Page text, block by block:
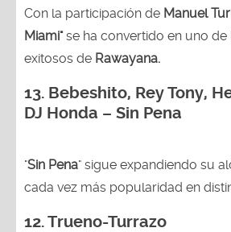
Con la participación de Manuel
Miami"se ha convertido en uno de
exitosos de Rawayana.
13. Bebeshito, Rey Tony,
DJ Honda – Sin Pena
"Sin Pena" sigue expandiendo su
cada vez más popularidad en
12.Trueno-Turrazo